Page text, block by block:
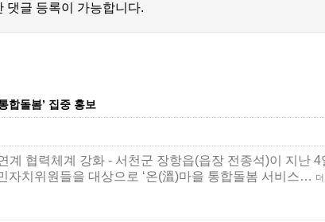
댓글 등록이 가능합니다.
합돌봄’ 집중 홍보
계 협력체계 강화 - 서천군 장항읍(읍장 전종석)이 지난 4
자치위원들을 대상으로 ‘온(溫)마을 통합돌봄 서비스…